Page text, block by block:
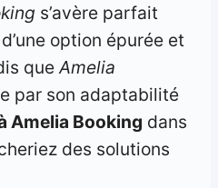
s’avère parfait
option épurée et
que Amelia
par son adaptabilité
Amelia Booking dans
des solutions